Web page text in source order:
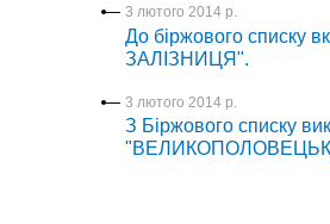
3 лютого 2014 р.
До біржового списку
ЗАЛІЗНИЦЯ".
3 лютого 2014 р.
З Біржового списку